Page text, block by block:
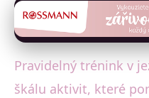
Pravidelný trénink v
škálu aktivit, které